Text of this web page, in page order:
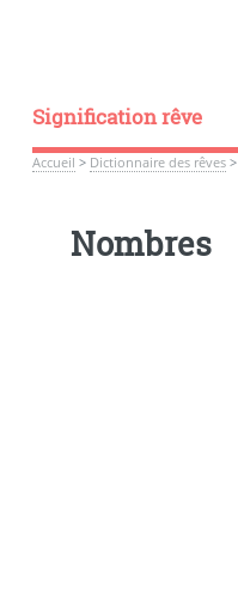
Signification rêve
Accueil > Dictionnaire des rêves>
Nombres